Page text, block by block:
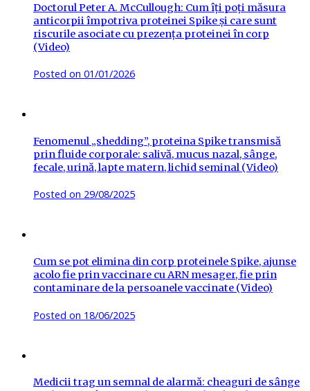
Doctorul Peter A. McCullough: Cum îți poți măsura
anticorpii împotriva proteinei Spike și care sunt
riscurile asociate cu prezența proteinei în corp
(Video)
Posted on 01/01/2026
Fenomenul „shedding”, proteina Spike transmisă
prin fluide corporale: salivă, mucus nazal, sânge,
fecale, urină, lapte matern, lichid seminal (Video)
Posted on 29/08/2025
Cum se pot elimina din corp proteinele Spike, ajunse
acolo fie prin vaccinare cu ARN mesager, fie prin
contaminare de la persoanele vaccinate (Video)
Posted on 18/06/2025
Medicii trag un semnal de alarmă: cheaguri de sânge